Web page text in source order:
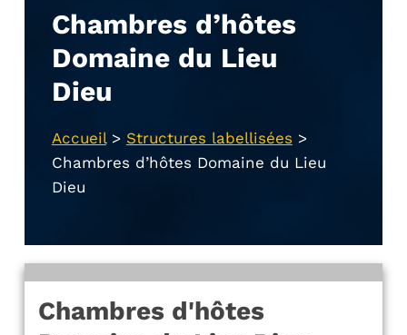
Chambres d’hôtes
Domaine du Lieu
Dieu
Accueil> Structures labellisées >
Chambres d’hôtes Domaine du Lieu
Dieu
Chambres d'hôtes